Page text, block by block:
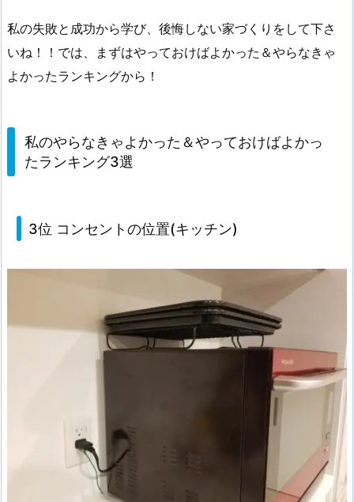
私の失敗と成功から学び、後悔しない家づくりをして下さ
いね！！では、まずはやっておけばよかった＆やらなきゃ
よかったランキングから！
私のやらなきゃよかった＆やっておけばよかっ
たランキング3選
3位 コンセントの位置(キッチン)